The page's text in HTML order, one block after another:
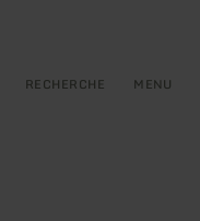
RECHERCHE MENU